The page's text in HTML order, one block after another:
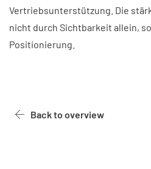
Vertriebsunterstützung. Die
nicht durch Sichtbarkeit allein,
Positionierung.
Back to overview